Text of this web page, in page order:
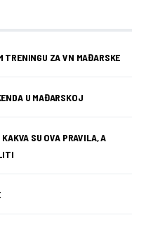
TRENINGU ZA VN MAĐARSKE
U MAĐARSKOJ
SU OVA PRAVILA, A